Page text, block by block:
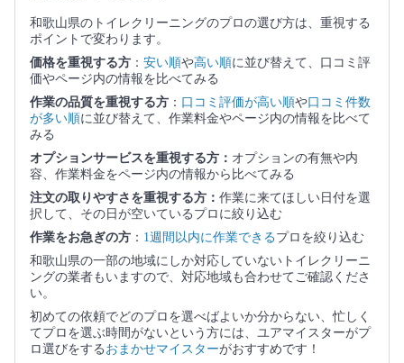
和歌山県のトイレクリーニングのプロの選び方は、重視する
ポイントで変わります。
価格を重視する方 ： 安い順や高い順に並び替えて、口コミ評
価やページ内の情報を比べてみる
作業の品質を重視する方 ： 口コミ評価が高い順や口コミ件数
が多い順に並び替えて、作業料金やページ内の情報を比べて
みる
オプションサービスを重視する方： オプションの有無や内
容、作業料金をページ内の情報から比べてみる
注文の取りやすさを重視する方： 作業に来てほしい日付を選
択して、その日が空いているプロに絞り込む
作業をお急ぎの方 ： 1週間以内に作業できるプロを絞り込む
和歌山県の一部の地域にしか対応していないトイレクリーニ
ングの業者もいますので、対応地域も合わせてご確認くださ
い。
初めての依頼でどのプロを選べばよいか分からない、忙しく
てプロを選ぶ時間がないという方には、ユアマイスターがプ
ロ選びをする おまかせマイスターがおすすめです！